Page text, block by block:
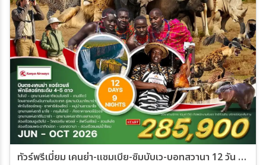
ทัวร์พรีเมี่ยม เคนย่า-แซมเบีย-ซิมบับเว-บอทสวานา 12 วัน (KQ)